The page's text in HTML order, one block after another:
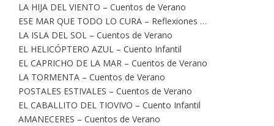
LA HIJA DEL VIENTO – Cuentos de Verano
ESE MAR QUE TODO LO CURA – Reflexiones …
LA ISLA DEL SOL – Cuentos de Verano
EL HELICÓPTERO AZUL – Cuento Infantil
EL CAPRICHO DE LA MAR – Cuentos de Verano
LA TORMENTA – Cuentos de Verano
POSTALES ESTIVALES – Cuentos de Verano
EL CABALLITO DEL TIOVIVO – Cuento Infantil
AMANECERES – Cuentos de Verano